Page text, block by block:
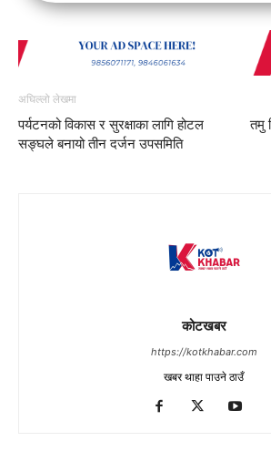
अघिल्लो लेखमा
पर्यटनको विकास र सुरक्षाका लागि होटल
सङ्घले बनायो तीन दर्जन उपसमिति
तमु
कोटखबर
https://kotkhabar.com
खबर थाहा पाउने ठाउँ